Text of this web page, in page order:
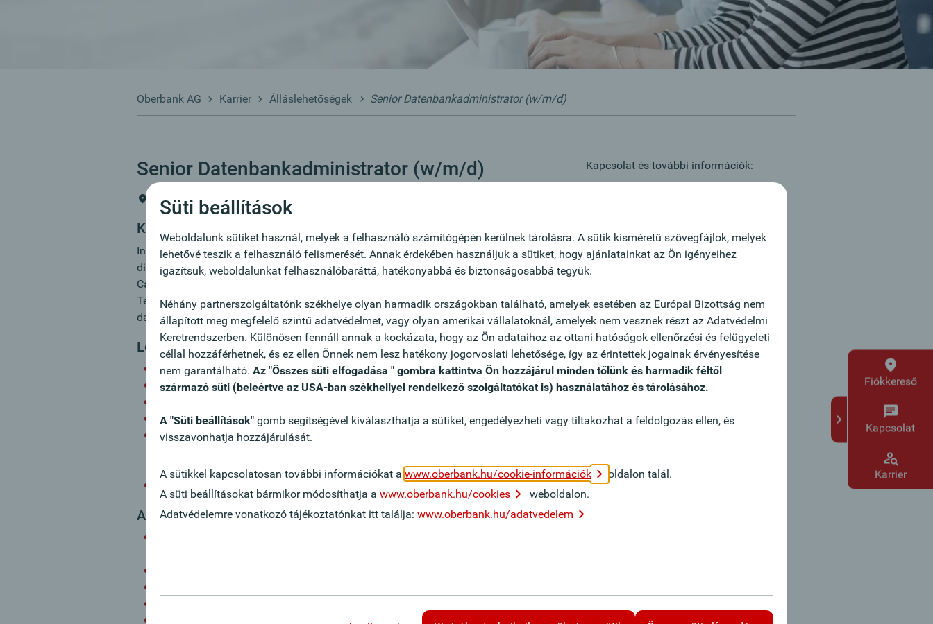
Oberbank AG Karrier Álláslehetőségek Senior Datenbankadministrator (w/m/d)
Senior Datenbankadministrator (w/m/d)
Linz
Közös célunk:
In einem Team aus erfahrenen Datenbankadministratoren ist eine Deiner Hauptaufgaben
die Installation, Konfiguration und Administration der Datenbanksysteme unter Oracle,
Cassandra, MongoDB, Microsoft SQL Server und MariaDB. Wir überwachen in diesem
Team den Betrieb der Datenbankserver, betreiben das laufende Monitoring und sind für
das Performancetuning der Datenbankinfrastruktur verantwortlich.
Legfontosabb feladatok:
Mitarbeit in einem kompetenten und motivierten Team, das Freude an der Arbeit hat
Du arbeitest in vielen spannenden IT-Projekten als Datenbankadministrator mit
Du arbeitest an der Evaluierung neuer Datenbanken mit
Du organisierst die Durchführung und Überwachung der Backup und Recovery
der Datenbanksysteme zuständig
Individuelle Weiterbildungs- und Entwicklungsmöglichkeiten
Az Ön profilja:
Kapcsolat és további információk:
Online pályázás
Fiókkereső
Kapcsolat
Karrier
Süti beállítások
Weboldalunk sütiket használ, melyek a felhasználó számítógépén kerülnek tárolásra. A sütik kisméretű szövegfájlok, melyek
lehetővé teszik a felhasználó felismerését. Annak érdekében használjuk a sütiket, hogy ajánlatainkat az Ön igényeihez
igazítsuk, weboldalunkat felhasználóbaráttá, hatékonyabbá és biztonságosabbá tegyük.
Néhány partnerszolgáltatónk székhelye olyan harmadik országokban található, amelyek esetében az Európai Bizottság nem
állapított meg megfelelő szintű adatvédelmet, vagy olyan amerikai vállalatoknál, amelyek nem vesznek részt az Adatvédelmi
Keretrendszerben. Különösen fennáll annak a kockázata, hogy az Ön adataihoz az ottani hatóságok ellenőrzési és felügyeleti
céllal hozzáférhetnek, és ez ellen Önnek nem lesz hatékony jogorvoslati lehetősége, így az érintettek jogainak érvényesítése
nem garantálható. Az "Összes süti elfogadása " gombra kattintva Ön hozzájárul minden tőlünk és harmadik féltől
származó süti (beleértve az USA-ban székhellyel rendelkező szolgáltatókat is) használatához és tárolásához.
A "Süti beállítások"gomb segítségével kiválaszthatja a sütiket, engedélyezheti vagy tiltakozhat a feldolgozás ellen, és
visszavonhatja hozzájárulását.
A sütikkel kapcsolatosan további információkat a www.oberbank.hu/cookie-információk
oldalon talál.
A süti beállításokat bármikor módosíthatja a www.oberbank.hu/cookies
weboldalon.
Adatvédelemre vonatkozó tájékoztatónkat itt találja: www.oberbank.hu/adatvedelem